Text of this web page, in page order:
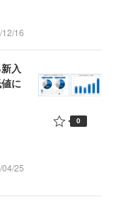
16
入
に
25
0